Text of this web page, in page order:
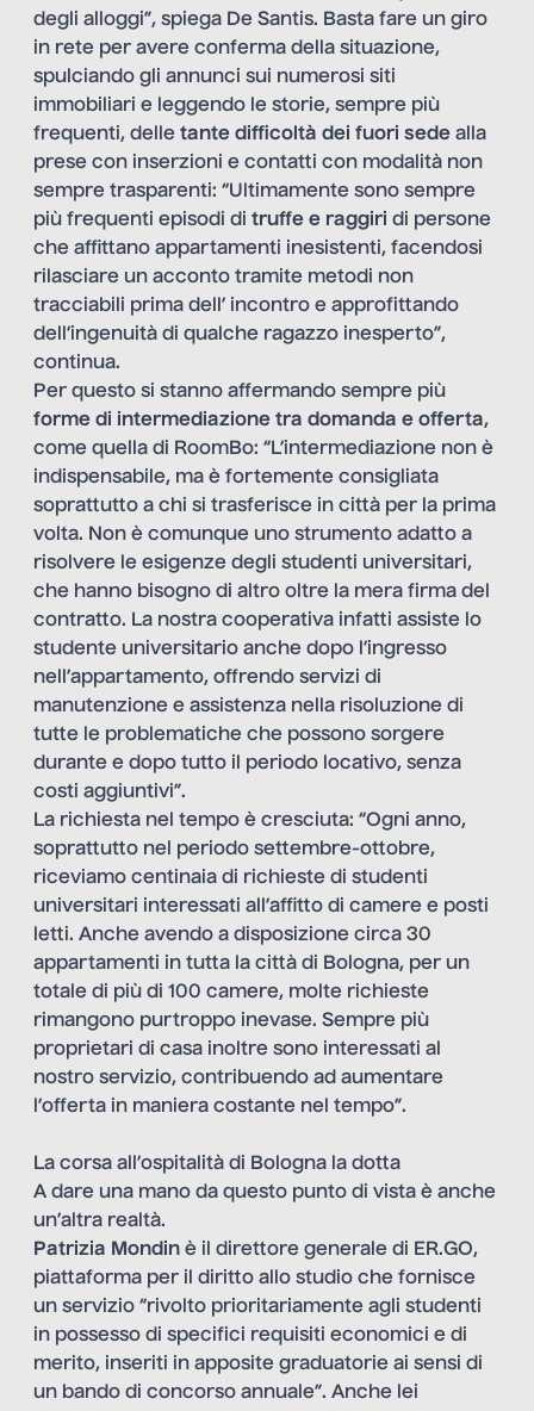
degli alloggi”, spiega De Santis. Basta fare un giro
in rete per avere conferma della situazione,
spulciando gli annunci sui numerosi siti
immobiliari e leggendo le storie, sempre più
frequenti, delle tante difficoltà dei fuori sede alla
prese con inserzioni e contatti con modalità non
sempre trasparenti: “Ultimamente sono sempre
più frequenti episodi di truffe e raggiri di persone
che affittano appartamenti inesistenti, facendosi
rilasciare un acconto tramite metodi non
tracciabili prima dell’ incontro e approfittando
dell’ingenuità di qualche ragazzo inesperto”,
continua.
Per questo si stanno affermando sempre più
forme di intermediazione tra domanda e offerta,
come quella di RoomBo: “L’intermediazione non è
indispensabile, ma è fortemente consigliata
soprattutto a chi si trasferisce in città per la prima
volta. Non è comunque uno strumento adatto a
risolvere le esigenze degli studenti universitari,
che hanno bisogno di altro oltre la mera firma del
contratto. La nostra cooperativa infatti assiste lo
studente universitario anche dopo l’ingresso
nell’appartamento, offrendo servizi di
manutenzione e assistenza nella risoluzione di
tutte le problematiche che possono sorgere
durante e dopo tutto il periodo locativo, senza
costi aggiuntivi”.
La richiesta nel tempo è cresciuta: “Ogni anno,
soprattutto nel periodo settembre-ottobre,
riceviamo centinaia di richieste di studenti
universitari interessati all’affitto di camere e posti
letti. Anche avendo a disposizione circa 30
appartamenti in tutta la città di Bologna, per un
totale di più di 100 camere, molte richieste
rimangono purtroppo inevase. Sempre più
proprietari di casa inoltre sono interessati al
nostro servizio, contribuendo ad aumentare
l’offerta in maniera costante nel tempo”.
La corsa all’ospitalità di Bologna la dotta
A dare una mano da questo punto di vista è anche
un’altra realtà.
Patrizia Mondin è il direttore generale di ER.GO,
piattaforma per il diritto allo studio che fornisce
un servizio “rivolto prioritariamente agli studenti
in possesso di specifici requisiti economici e di
merito, inseriti in apposite graduatorie ai sensi di
un bando di concorso annuale”. Anche lei